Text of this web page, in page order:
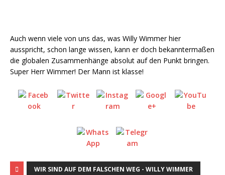
Auch wenn viele von uns das, was Willy Wimmer hier
ausspricht, schon lange wissen, kann er doch bekanntermaßen
die globalen Zusammenhänge absolut auf den Punkt bringen.
Super Herr Wimmer! Der Mann ist klasse!
WIR SIND AUF DEM FALSCHEN WEG - WILLY WIMMER